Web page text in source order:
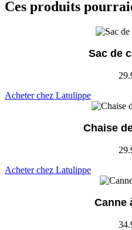
Ces produits
Sac de
Acheter chez Latulippe
Chaise
Acheter chez Latulippe
Canne